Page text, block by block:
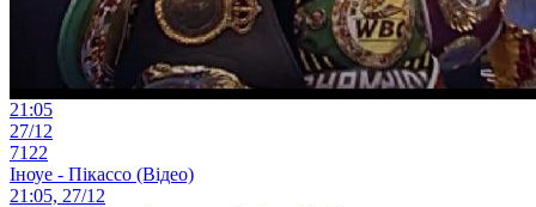
21:05
27/12
7122
Іноуе - Пікассо (Відео)
21:05, 27/12